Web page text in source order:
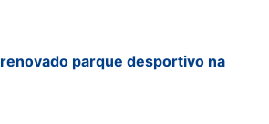
parque desportivo na